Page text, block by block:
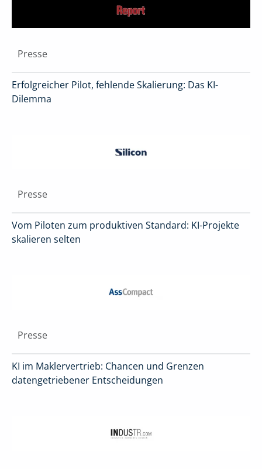
Presse
Erfolgreicher Pilot, fehlende Skalierung: Das KI-
Dilemma
Presse
Vom Piloten zum produktiven Standard: KI-Projekte
skalieren selten
Presse
KI im Maklervertrieb: Chancen und Grenzen
datengetriebener Entscheidungen